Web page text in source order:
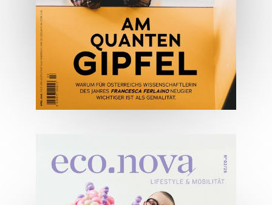
ONLINE LESEN
04/2026